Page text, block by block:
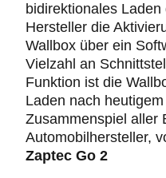
bidirektionales
Hersteller die
Wallbox über ein
Vielzahl an
Funktion ist die
Laden nach
Zusammenspiel aller
Automobilhersteller,
Zaptec Go 2